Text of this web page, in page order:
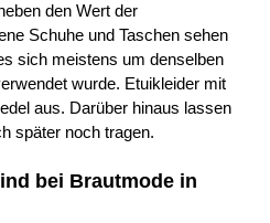
den Wert der
Schuhe und Taschen sehen
sich meistens um denselben
wurde. Etuikleider mit
aus. Darüber hinaus lassen
später noch tragen.
bei Brautmode in